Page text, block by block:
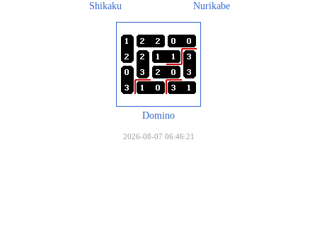
Shikaku Nurikabe
Domino
2026-08-07 06:46:21